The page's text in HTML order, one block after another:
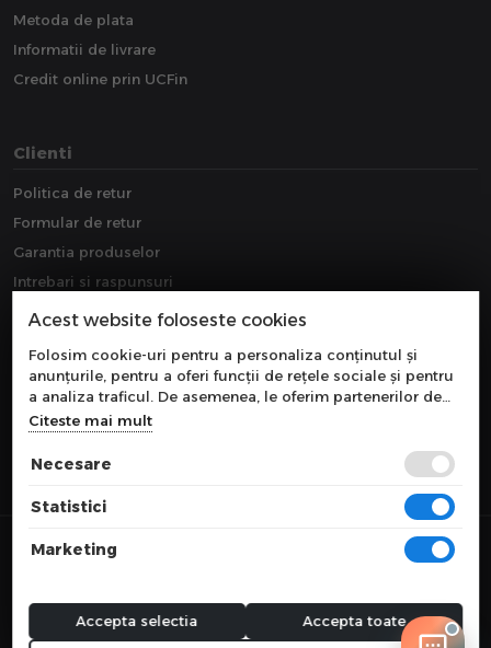
Metoda de plata
Informatii de livrare
Credit online prin UCFin
Clienti
Politica de retur
Formular de retur
Garantia produselor
Intrebari si raspunsuri
Downloads
webdesign by
Acest website foloseste cookies
Folosim cookie-uri pentru a personaliza conținutul și
anunțurile, pentru a oferi funcții de rețele sociale și pentru
a analiza traficul. De asemenea, le oferim partenerilor de
rețele sociale, de publicitate și de analize informații cu
privire la modul în care folosiți site-ul nostru. Aceștia le
pot combina cu alte informații oferite de dvs. sau culese în
Citeste mai mult
Necesare
Statistici
Marketing
Accepta selectia Accepta toate